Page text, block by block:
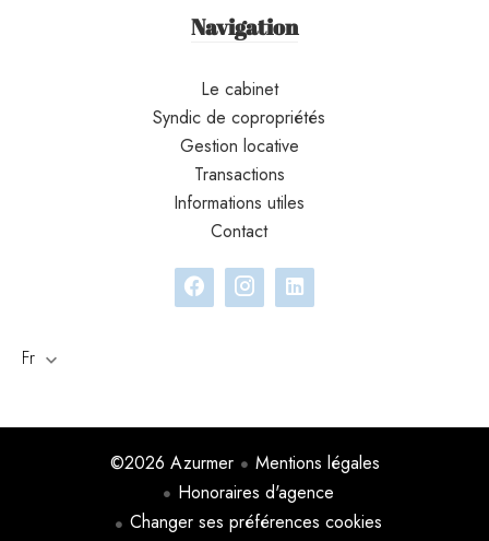
Navigation
Le cabinet
Syndic de copropriétés
Gestion locative
Transactions
Informations utiles
Contact
Fr
©2026 Azurmer
Mentions légales
Honoraires d'agence
Changer ses préférences cookies